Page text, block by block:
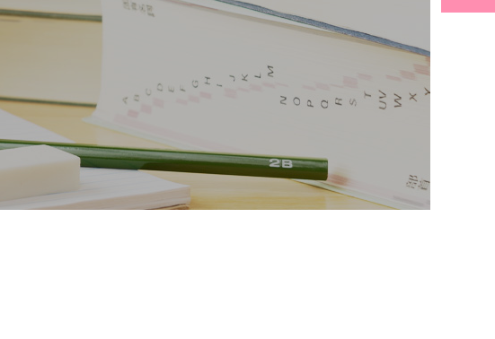
王切開子宮瘢痕症
センチネルリンパ節
ナビゲーション手術